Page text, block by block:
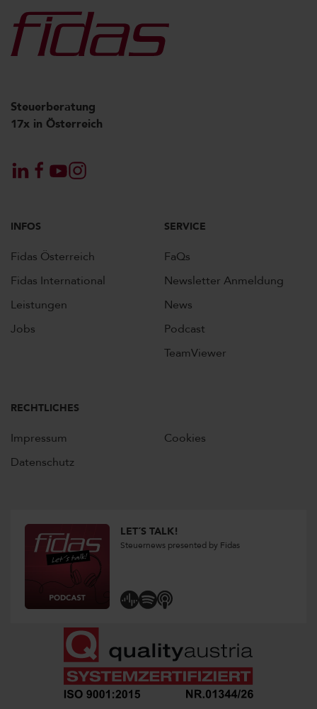
Steuerberatung
17x in Österreich
INFOS
Fidas Österreich
Fidas International
Leistungen
Jobs
SERVICE
FaQs
Newsletter Anmeldung
News
Podcast
TeamViewer
RECHTLICHES
Impressum
Datenschutz
Cookies
LET´S TALK!
Steuernews presented by Fidas